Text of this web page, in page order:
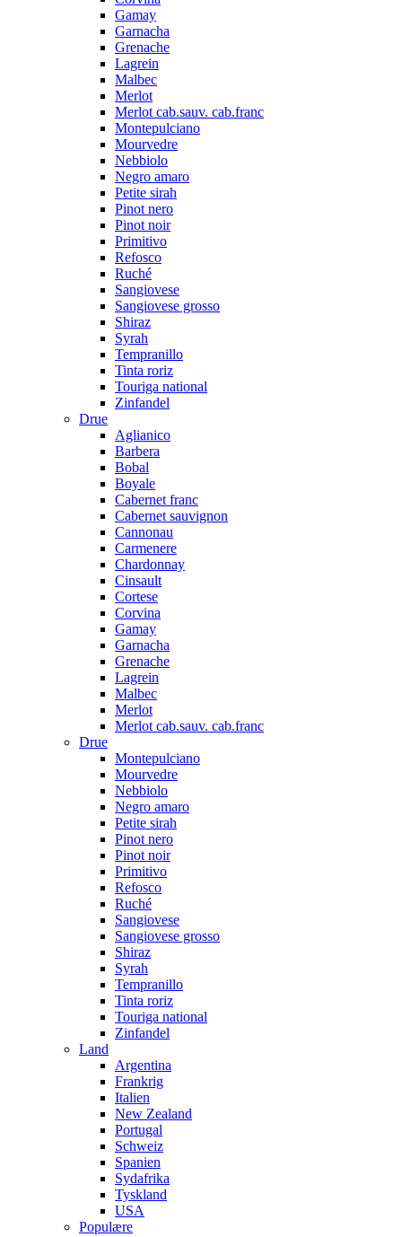
Gamay
Garnacha
Grenache
Lagrein
Malbec
Merlot
Merlot cab.sauv. cab.franc
Montepulciano
Mourvedre
Nebbiolo
Negro amaro
Petite sirah
Pinot nero
Pinot noir
Primitivo
Refosco
Ruché
Sangiovese
Sangiovese grosso
Shiraz
Syrah
Tempranillo
Tinta roriz
Touriga national
Zinfandel
Drue
Aglianico
Barbera
Bobal
Boyale
Cabernet franc
Cabernet sauvignon
Cannonau
Carmenere
Chardonnay
Cinsault
Cortese
Corvina
Gamay
Garnacha
Grenache
Lagrein
Malbec
Merlot
Merlot cab.sauv. cab.franc
Drue
Montepulciano
Mourvedre
Nebbiolo
Negro amaro
Petite sirah
Pinot nero
Pinot noir
Primitivo
Refosco
Ruché
Sangiovese
Sangiovese grosso
Shiraz
Syrah
Tempranillo
Tinta roriz
Touriga national
Zinfandel
Land
Argentina
Frankrig
Italien
New Zealand
Portugal
Schweiz
Spanien
Sydafrika
Tyskland
USA
Populære